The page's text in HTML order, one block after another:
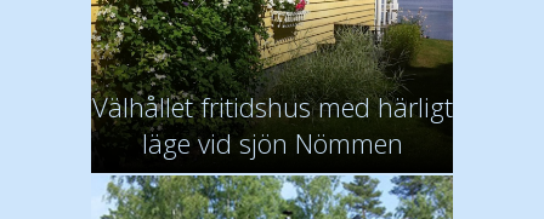
Välhållet fritidshus med härligt
läge vid sjön Nömmen